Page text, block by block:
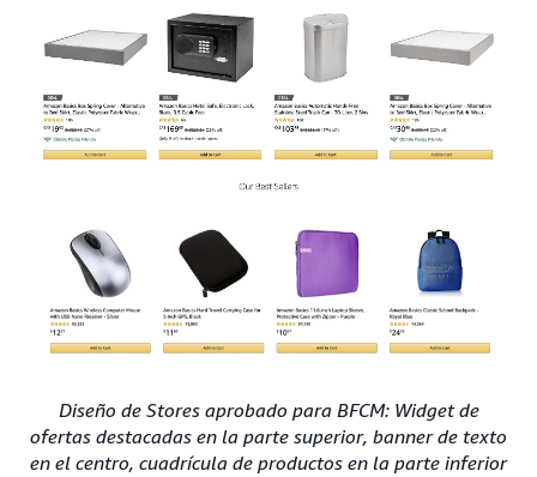
Diseño de Stores aprobado para BFCM: Widget de
ofertas destacadas en la parte superior, banner de texto
en el centro, cuadrícula de productos en la parte inferior